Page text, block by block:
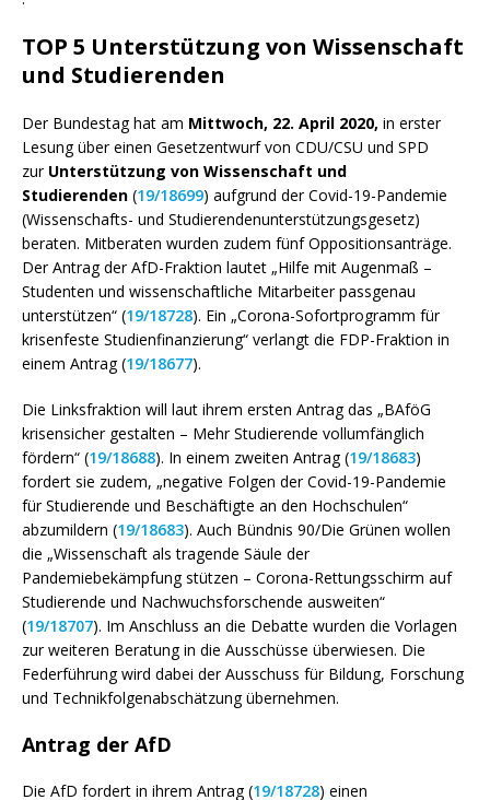
TOP 5 Unter­stützung von Wissen­schaft
und Studierenden
Der Bundestag hat am Mittwoch, 22. April 2020, in erster
Lesung über einen Gesetzentwurf von CDU/CSU und SPD
zur Unterstützung von Wissenschaft und
Studierenden (19/18699) aufgrund der Covid-19-Pandemie
(Wissenschafts- und Studierendenunterstützungsgesetz)
beraten. Mitberaten wurden zudem fünf Oppositionsanträge.
Der Antrag der AfD-Fraktion lautet „Hilfe mit Augenmaß –
Studenten und wissenschaftliche Mitarbeiter passgenau
unterstützen“ (19/18728). Ein „Corona-Sofortprogramm für
krisenfeste Studienfinanzierung“ verlangt die FDP-Fraktion in
einem Antrag (19/18677).
Die Linksfraktion will laut ihrem ersten Antrag das „BAföG
krisensicher gestalten – Mehr Studierende vollumfänglich
fördern“ (19/18688). In einem zweiten Antrag (19/18683)
fordert sie zudem, „negative Folgen der Covid-19-Pandemie
für Studierende und Beschäftigte an den Hochschulen“
abzumildern (19/18683). Auch Bündnis 90/Die Grünen wollen
die „Wissenschaft als tragende Säule der
Pandemiebekämpfung stützen – Corona-Rettungsschirm auf
Studierende und Nachwuchsforschende ausweiten“
(19/18707). Im Anschluss an die Debatte wurden die Vorlagen
zur weiteren Beratung in die Ausschüsse überwiesen. Die
Federführung wird dabei der Ausschuss für Bildung, Forschung
und Technikfolgenabschätzung übernehmen.
Antrag der AfD
Die AfD fordert in ihrem Antrag (19/18728) einen